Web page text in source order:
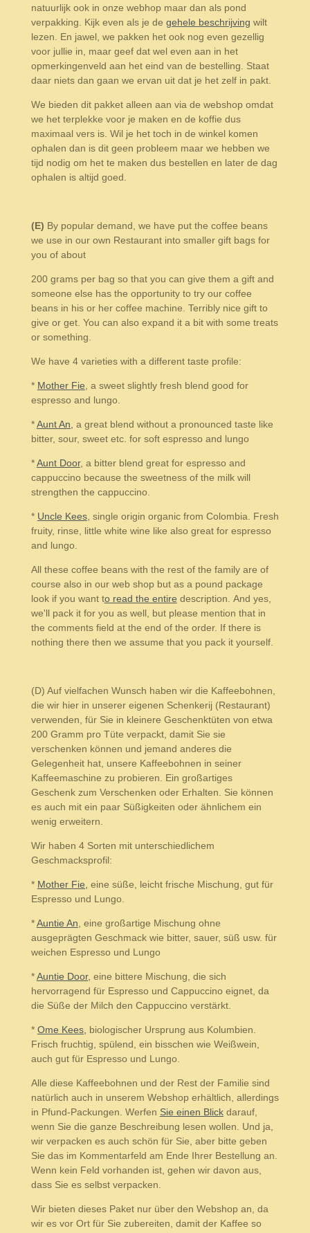
natuurlijk ook in onze webhop maar dan als pond
verpakking. Kijk even als je de gehele beschrijving wilt
lezen. En jawel, we pakken het ook nog even gezellig
voor jullie in, maar geef dat wel even aan in het
opmerkingenveld aan het eind van de bestelling. Staat
daar niets dan gaan we ervan uit dat je het zelf in pakt.
We bieden dit pakket alleen aan via de webshop omdat
we het terplekke voor je maken en de koffie dus
maximaal vers is. Wil je het toch in de winkel komen
ophalen dan is dit geen probleem maar we hebben we
tijd nodig om het te maken dus bestellen en later de dag
ophalen is altijd goed.
(E) By popular demand, we have put the coffee beans
we use in our own Restaurant into smaller gift bags for
you of about
200 grams per bag so that you can give them a gift and
someone else has the opportunity to try our coffee
beans in his or her coffee machine. Terribly nice gift to
give or get. You can also expand it a bit with some treats
or something.
We have 4 varieties with a different taste profile:
* Mother Fie, a sweet slightly fresh blend good for
espresso and lungo.
*Aunt An, a great blend without a pronounced taste like
bitter, sour, sweet etc. for soft espresso and lungo
*Aunt Door, a bitter blend great for espresso and
cappuccino because the sweetness of the milk will
strengthen the cappuccino.
* Uncle Kees, single origin organic from Colombia. Fresh
fruity, rinse, little white wine like also great for espresso
and lungo.
All these coffee beans with the rest of the family are of
course also in our web shop but as a pound package
look if you want to read the entire description. And yes,
we'll pack it for you as well, but please mention that in
the comments field at the end of the order. If there is
nothing there then we assume that you pack it yourself.
(D) Auf vielfachen Wunsch haben wir die Kaffeebohnen,
die wir hier in unserer eigenen Schenkerij (Restaurant)
verwenden, für Sie in kleinere Geschenktüten von etwa
200 Gramm pro Tüte verpackt, damit Sie sie
verschenken können und jemand anderes die
Gelegenheit hat, unsere Kaffeebohnen in seiner
Kaffeemaschine zu probieren. Ein großartiges
Geschenk zum Verschenken oder Erhalten. Sie können
es auch mit ein paar Süßigkeiten oder ähnlichem ein
wenig erweitern.
Wir haben 4 Sorten mit unterschiedlichem
Geschmacksprofil:
* Mother Fie, eine süße, leicht frische Mischung, gut für
Espresso und Lungo.
*Auntie An, eine großartige Mischung ohne
ausgeprägten Geschmack wie bitter, sauer, süß usw. für
weichen Espresso und Lungo
*Auntie Door, eine bittere Mischung, die sich
hervorragend für Espresso und Cappuccino eignet, da
die Süße der Milch den Cappuccino verstärkt.
* Ome Kees, biologischer Ursprung aus Kolumbien.
Frisch fruchtig, spülend, ein bisschen wie Weißwein,
auch gut für Espresso und Lungo.
Alle diese Kaffeebohnen und der Rest der Familie sind
natürlich auch in unserem Webshop erhältlich, allerdings
in Pfund-Packungen. Werfen Sie einen Blickdarauf,
wenn Sie die ganze Beschreibung lesen wollen. Und ja,
wir verpacken es auch schön für Sie, aber bitte geben
Sie das im Kommentarfeld am Ende Ihrer Bestellung an.
Wenn kein Feld vorhanden ist, gehen wir davon aus,
dass Sie es selbst verpacken.
Wir bieten dieses Paket nur über den Webshop an, da
wir es vor Ort für Sie zubereiten, damit der Kaffee so